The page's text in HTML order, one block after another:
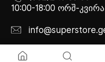
10:00-18:00 ორშ-კვირა